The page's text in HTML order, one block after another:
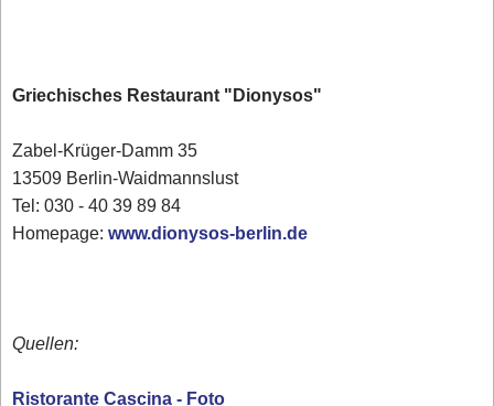
Griechisches Restaurant "Dionysos"
Zabel-Krüger-Damm 35
13509 Berlin-Waidmannslust
Tel: 030 - 40 39 89 84
Homepage:www.dionysos-berlin.de
Quellen:
Ristorante Cascina - Foto